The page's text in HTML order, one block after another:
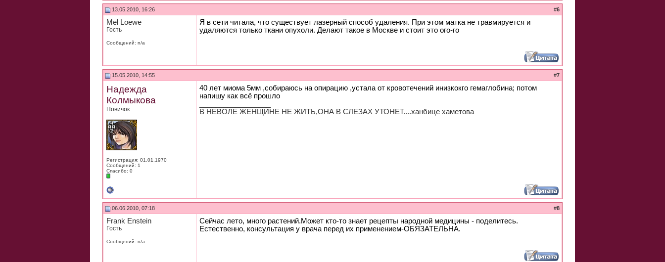
13.05.2010, 16:26 #6
Mel Loewe
Гость
Сообщений: n/a
Я в сети читала, что существует лазерный способ удаления. При этом матка не травмируется и
удаляются только ткани опухоли. Делают такое в Москве и стоит это ого-го
15.05.2010, 14:55 #7
Надежда
Колмыкова
Новичок
Регистрация: 01.01.1970
Сообщений: 1
Спасибо: 0
40 лет миома 5мм ,собираюсь на опирацию ,устала от кровотечений инизкокго гемаглобина; потом
напишу как всё прошло
В НЕВОЛЕ ЖЕНЩИНЕ НЕ ЖИТЬ,ОНА В СЛЕЗАХ УТОНЕТ....ханбице хаметова
06.06.2010, 07:18 #8
Frank Enstein
Гость
Сообщений: n/a
Сейчас лето, много растений.Может кто-то знает рецепты народной медицины - поделитесь.
Естественно, консультация у врача перед их применением-ОБЯЗАТЕЛЬНА.